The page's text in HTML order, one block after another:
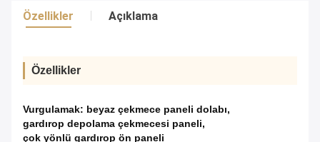
Özellikler Açıklama
Özellikler
Vurgulamak: beyaz çekmece paneli dolabı,
gardırop depolama çekmecesi paneli,
çok yönlü gardırop ön paneli